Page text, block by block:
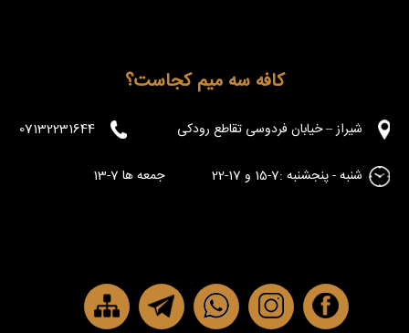
کافه سه میم کجاست؟
شیراز – خیابان فردوسی تقاطع رودکی 07132231644
شنبه - پنجشنبه :7-15 و 17-22 جمعه ها 7-13